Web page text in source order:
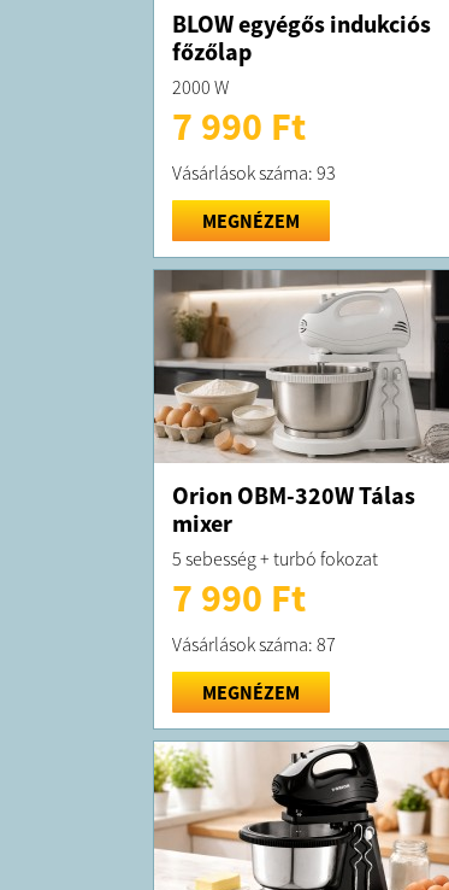
BLOW egyégős indukciós
főzőlap
2000 W
7 990 Ft
Vásárlások száma: 93
MEGNÉZEM
Orion OBM-320W Tálas
mixer
5 sebesség + turbó fokozat
7 990 Ft
Vásárlások száma: 87
MEGNÉZEM